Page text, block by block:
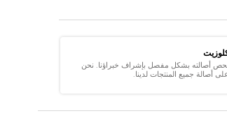
فحص أصالته بشكل مفصل بإشراف خبراؤنا. نحن
أصالة جميع المنتجات لدينا.